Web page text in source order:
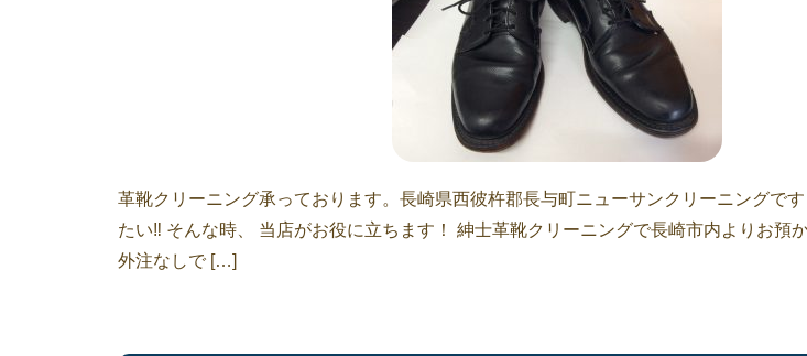
革靴クリーニング承っております。長崎県西彼杵郡長与町ニューサンクリーニングで
たい‼︎ そんな時、 当店がお役に立ちます！ 紳士革靴クリーニングで長崎市内よりお預
外注なしで […]